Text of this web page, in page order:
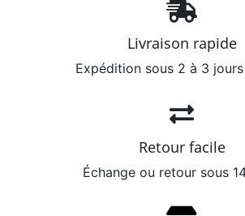
Livraison rapide
Expédition sous 2 à 3
Retour facile
Échange ou retour sous